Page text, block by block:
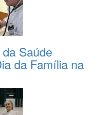
Saúde
da Família na